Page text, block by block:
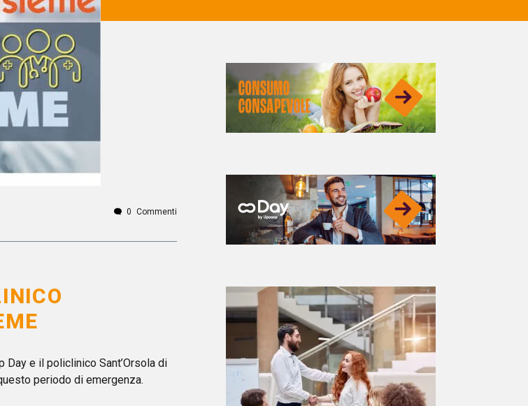
0 Commenti
e il policlinico Sant’Orsola di
periodo di emergenza.